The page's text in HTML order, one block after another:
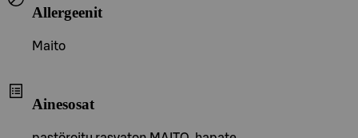
Allergeenit
Maito
Ainesosat